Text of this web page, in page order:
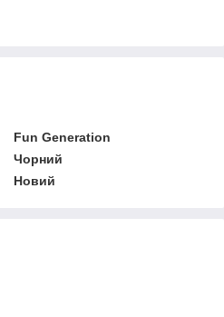
Fun Generation
Чорний
Новий